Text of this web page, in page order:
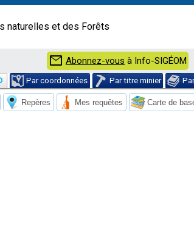
naturelles et des Forêts
mail Abonnez-vous à Info-SIGÉOM
Par coordonnées Par titre minier
Repères Mes requêtes Carte de